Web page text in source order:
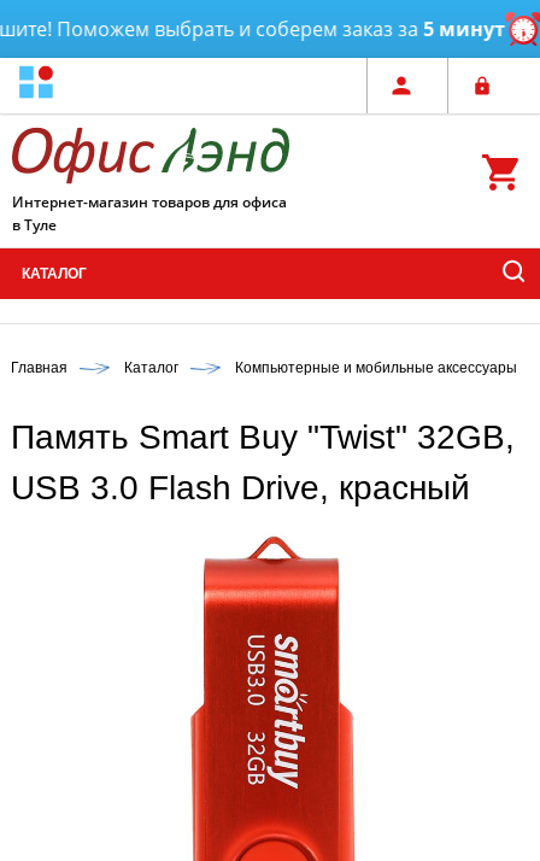
Поможем выбрать и соберем заказ за5 минут
Интернет-магазин товаров для офиса
в Туле
КАТАЛОГ
Главная Каталог Компьютерные и мобильные аксессуары
Память Smart Buy "Twist" 32GB,
USB 3.0 Flash Drive, красный